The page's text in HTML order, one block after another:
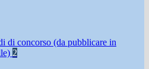
di concorso (da pubblicare in
2